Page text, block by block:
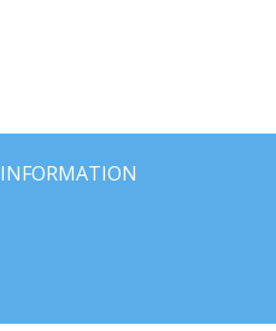
INFORMATION